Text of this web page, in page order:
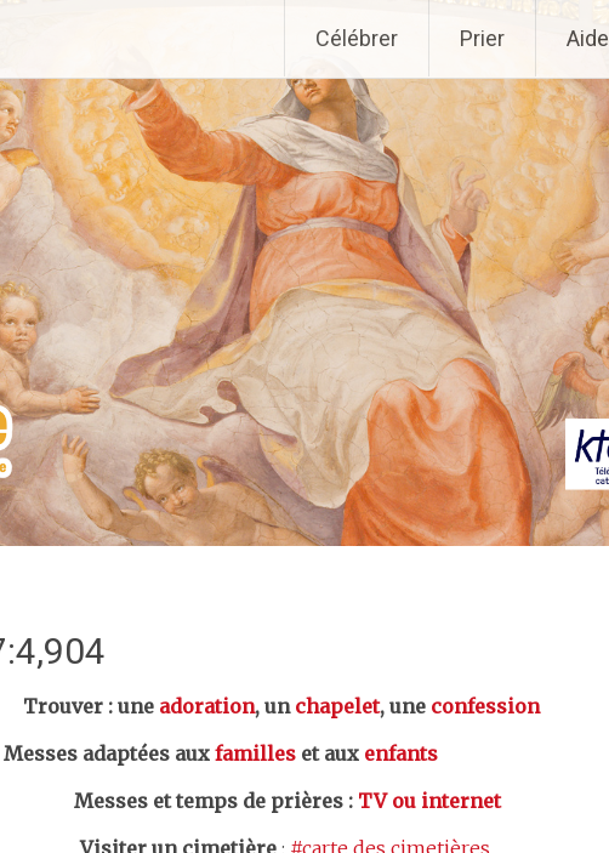
au
principal
Célébrer Prier Aide
: une adoration, un chapelet, une confession
Messes adaptées aux familles et aux enfants
Messes et temps de prières : TV ou internet
Visiter un cimetière : #carte des cimetières